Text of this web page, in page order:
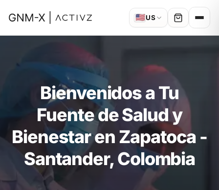
🇺🇸US
Bienvenidos a Tu
Fuente de Salud y
Bienestar en Zapatoca -
Santander, Colombia